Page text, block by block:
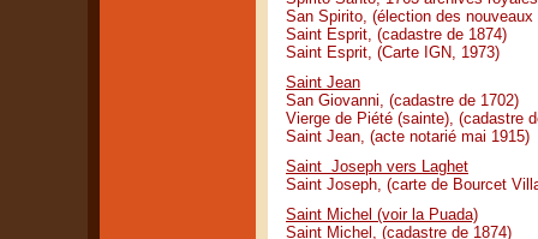
San Spirito, (élection des
Saint Esprit, (cadastre de 1874)
Saint Esprit, (Carte IGN, 1973)
Saint Jean
San Giovanni, (cadastre de 1702)
Vierge de Piété (sainte), (cadastre
Saint Jean, (acte notarié mai 1915)
Saint Joseph vers Laghet
Saint Joseph, (carte de Bourcet
Saint Michel (voir la Puada)
Saint Michel, (cadastre de 1874)